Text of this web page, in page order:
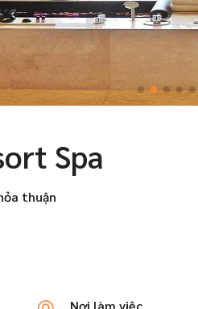
Spa
thuận
Nơi làm việc